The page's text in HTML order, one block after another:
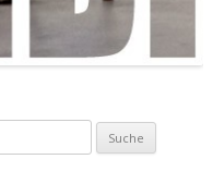
BERLIN
EVENTS
ZUCKERFREI